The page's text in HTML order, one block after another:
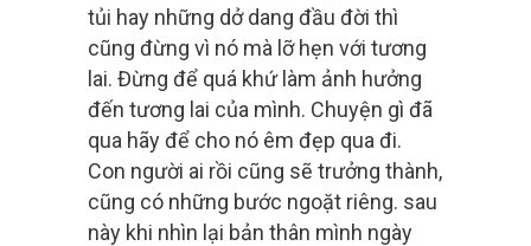
tủi hay những dở dang đầu đời thì
cũng đừng vì nó mà lỡ hẹn với tương
lai. Đừng để quá khứ làm ảnh hưởng
đến tương lai của mình. Chuyện gì đã
qua hãy để cho nó êm đẹp qua đi.
Con người ai rồi cũng sẽ trưởng thành,
cũng có những bước ngoặt riêng. sau
này khi nhìn lại bản thân mình ngày